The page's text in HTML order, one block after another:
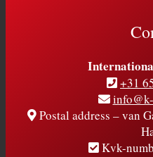
+31
Postal address – van
Kvk-